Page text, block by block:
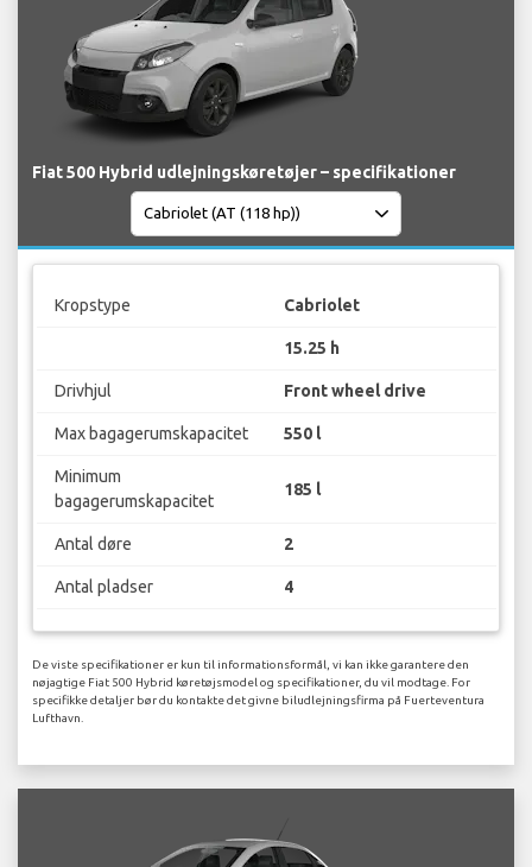
Fiat 500 Hybrid udlejningskøretøjer – specifikationer
Kropstype Cabriolet
15.25 h
Drivhjul Front wheel drive
Max bagagerumskapacitet 550 l
Minimum
bagagerumskapacitet
185 l
Antal døre 2
Antal pladser 4
De viste specifikationer er kun til informationsformål, vi kan ikke garantere den
nøjagtige Fiat 500 Hybrid køretøjsmodel og specifikationer, du vil modtage. For
specifikke detaljer bør du kontakte det givne biludlejningsfirma på Fuerteventura
Lufthavn.